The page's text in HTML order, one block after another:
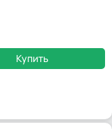
Купить